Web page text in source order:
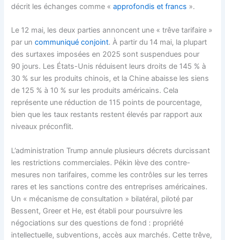
décrit les échanges comme «approfondis et francs ».
Le 12 mai, les deux parties annoncent une « trêve tarifaire »
par uncommuniqué conjoint. À partir du 14 mai, la plupart
des surtaxes imposées en 2025 sont suspendues pour
90 jours. Les États-Unis réduisent leurs droits de 145 % à
30 % sur les produits chinois, et la Chine abaisse les siens
de 125 % à 10 % sur les produits américains. Cela
représente une réduction de 115 points de pourcentage,
bien que les taux restants restent élevés par rapport aux
niveaux préconflit.
L’administration Trump annule plusieurs décrets durcissant
les restrictions commerciales. Pékin lève des contre-
mesures non tarifaires, comme les contrôles sur les terres
rares et les sanctions contre des entreprises américaines.
Un « mécanisme de consultation » bilatéral, piloté par
Bessent, Greer et He, est établi pour poursuivre les
négociations sur des questions de fond : propriété
intellectuelle, subventions, accès aux marchés. Cette trêve,